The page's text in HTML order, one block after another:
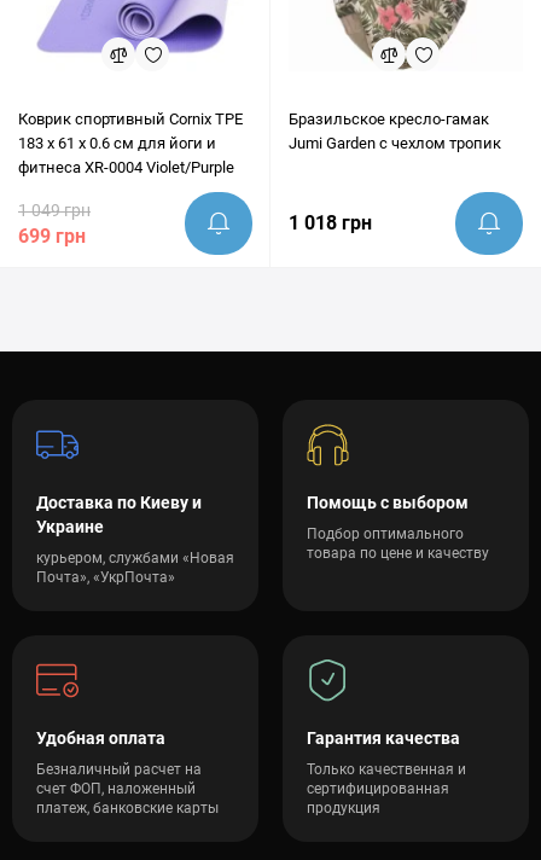
Коврик спортивный Cornix TPE
183 x 61 x 0.6 cм для йоги и
фитнеса XR-0004 Violet/Purple
1 049 грн
699 грн
Бразильское кресло-гамак
Jumi Garden с чехлом тропик
1 018 грн
Доставка по Киеву и
Украине
курьером, службами «Новая
Почта», «УкрПочта»
Помощь с выбором
Подбор оптимального
товара по цене и качеству
Удобная оплата
Безналичный расчет на
счет ФОП, наложенный
платеж, банковские карты
Гарантия качества
Только качественная и
сертифицированная
продукция